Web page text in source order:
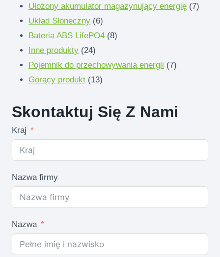
produkty
Ułożony akumulator magazynujący energię 77
Układ Słoneczny 66
produkty
Bateria ABS LifePO4 88
Inne produkty 2424
produkty
Pojemnik do przechowywania energii 77
Gorący produkt 1313
Skontaktuj Się Z Nami
Kraj
Nazwa firmy
Nazwa